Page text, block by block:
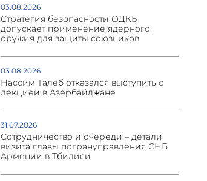
03.08.2026
Стратегия безопасности ОДКБ
допускает применение ядерного
оружия для защиты союзников
03.08.2026
Нассим Талеб отказался выступить с
лекцией в Азербайджане
31.07.2026
Сотрудничество и очереди – детали
визита главы погрануправления СНБ
Армении в Тбилиси